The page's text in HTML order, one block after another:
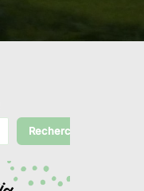
Rechercher